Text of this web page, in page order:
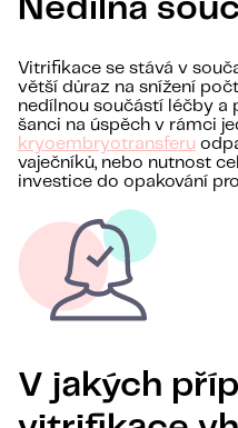
Nedílná
Vitrifikace se stává v
větší důraz na snížení
nedílnou součástí léčby a
šanci na úspěch v rámci
kryoembryotransferu
vaječníků, nebo nutnost
investice do opakování
V jakých